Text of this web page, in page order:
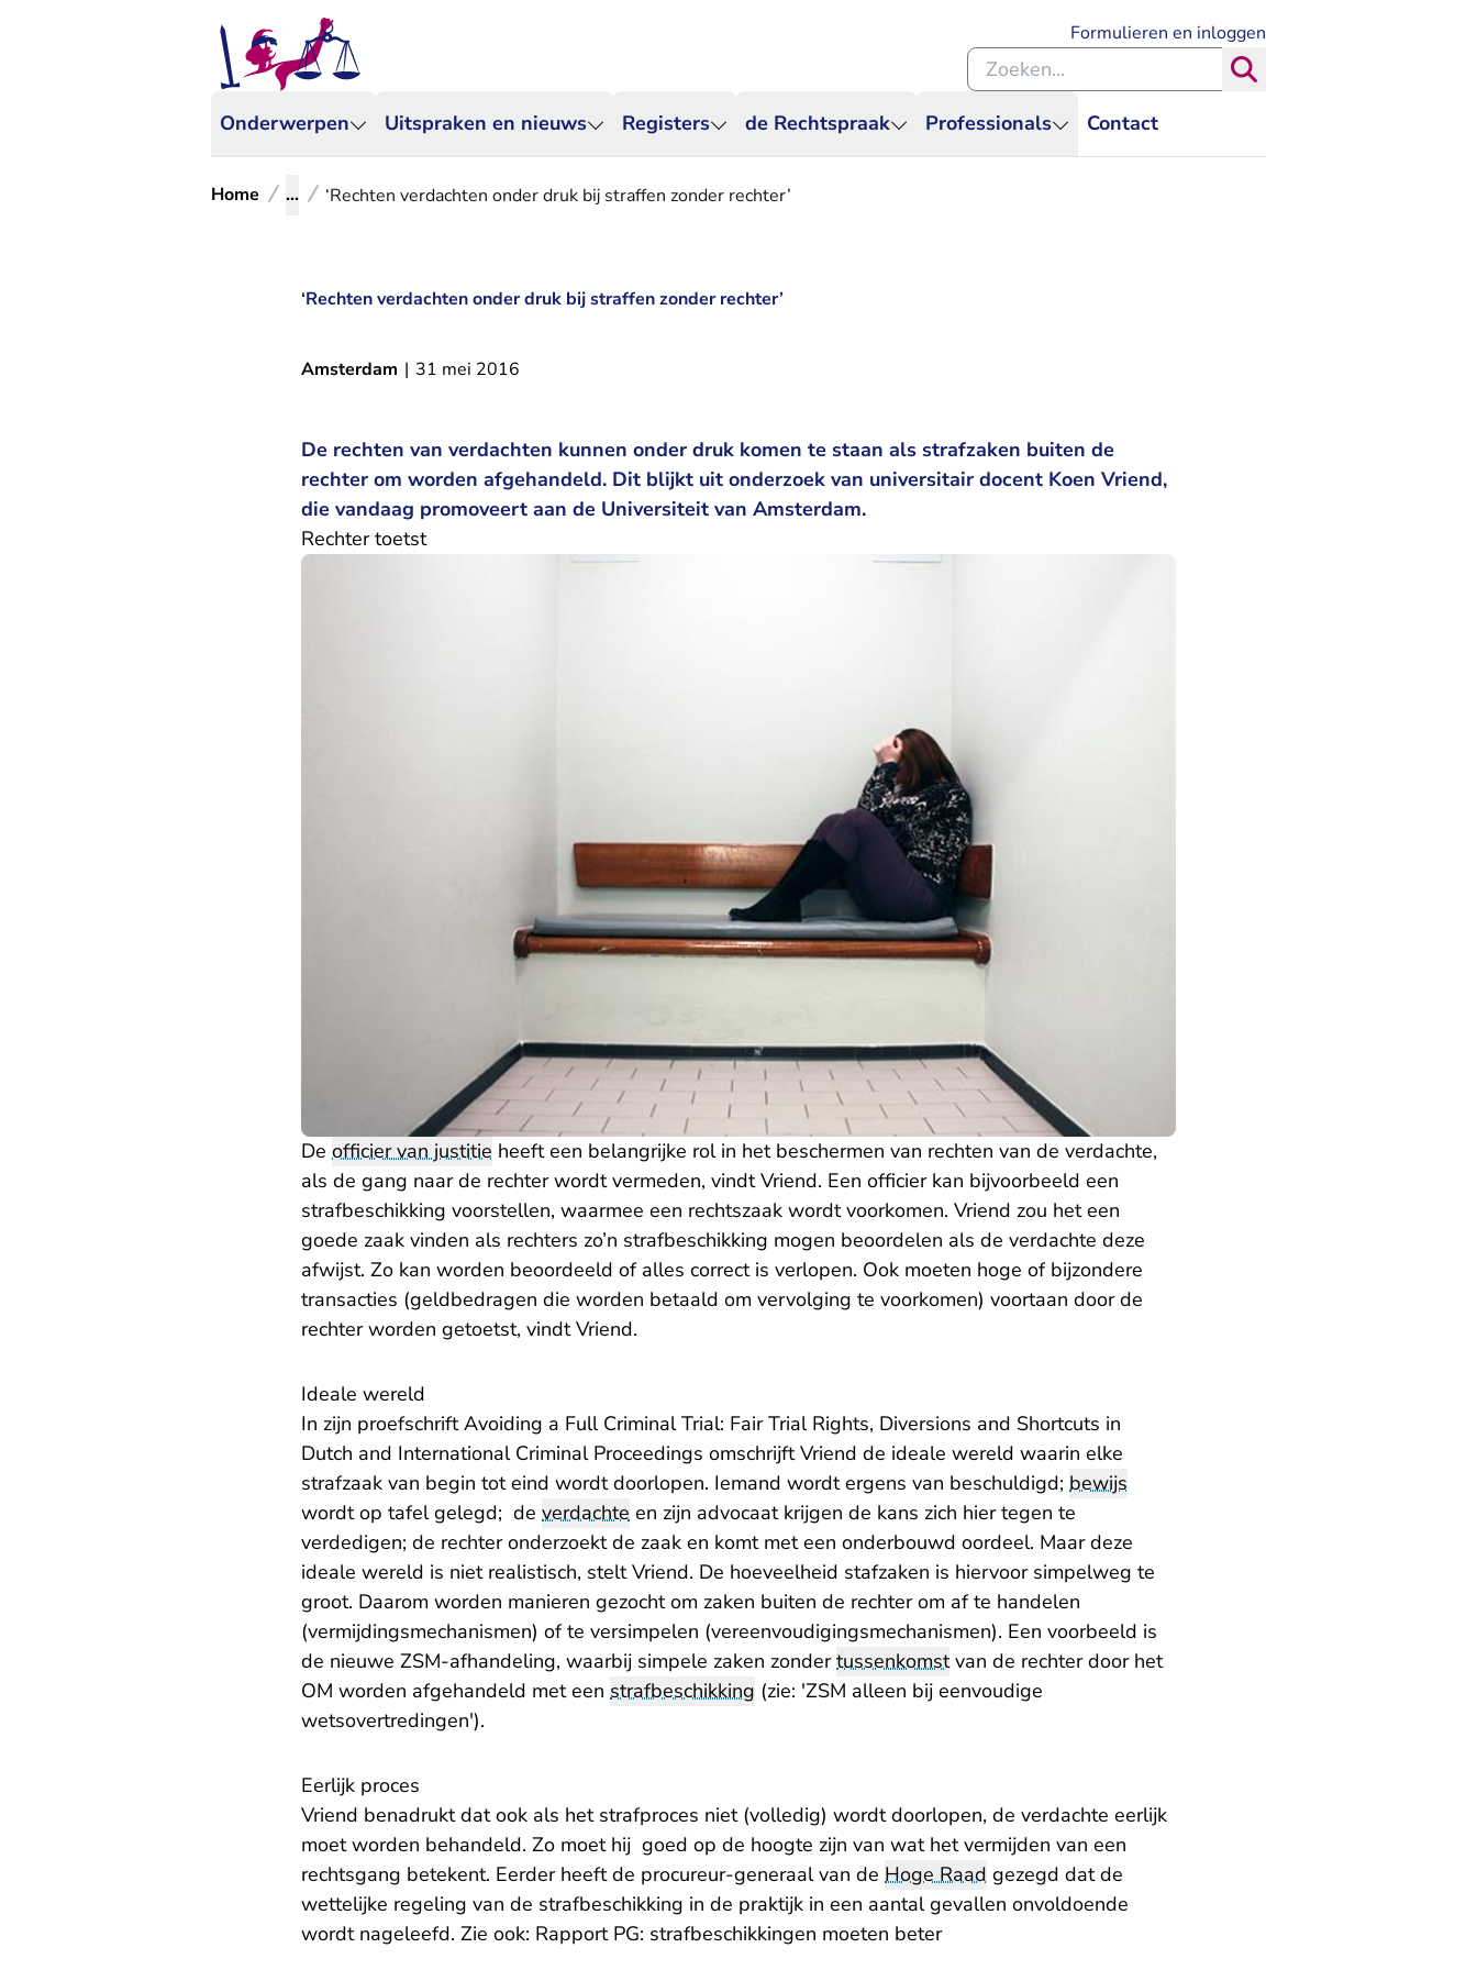
Onderwerpen Uitspraken en nieuws Registers de Rechtspraak Professionals Contact
Formulieren en inloggen
Zoeken binnen de Rechtspraak
Home ... ‘Rechten verdachten onder druk bij straffen zonder rechter’
‘Rechten verdachten onder druk bij straffen zonder rechter’
Amsterdam | 31 mei 2016
De rechten van verdachten kunnen onder druk komen te staan als strafzaken buiten de
rechter om worden afgehandeld. Dit blijkt uit onderzoek van universitair docent Koen Vriend,
die vandaag promoveert aan de Universiteit van Amsterdam.
Rechter toetst
De officier van justitie heeft een belangrijke rol in het beschermen van rechten van de verdachte,
als de gang naar de rechter wordt vermeden, vindt Vriend. Een officier kan bijvoorbeeld een
strafbeschikking voorstellen, waarmee een rechtszaak wordt voorkomen. Vriend zou het een
goede zaak vinden als rechters zo’n strafbeschikking mogen beoordelen als de verdachte deze
afwijst. Zo kan worden beoordeeld of alles correct is verlopen. Ook moeten hoge of bijzondere
transacties (geldbedragen die worden betaald om vervolging te voorkomen) voortaan door de
rechter worden getoetst, vindt Vriend.
Ideale wereld
In zijn proefschriftAvoiding a Full Criminal Trial: Fair Trial Rights, Diversions and Shortcuts in
Dutch and International Criminal Proceedings - U verlaat Rechtspraak.nl
omschrijft Vriend de ideale wereld waarin elke
strafzaak van begin tot eind wordt doorlopen. Iemand wordt ergens van beschuldigd; bewijs
wordt op tafel gelegd; de verdachte en zijn advocaat krijgen de kans zich hier tegen te
verdedigen; de rechter onderzoekt de zaak en komt met een onderbouwd oordeel. Maar deze
ideale wereld is niet realistisch, stelt Vriend. De hoeveelheid stafzaken is hiervoor simpelweg te
groot. Daarom worden manieren gezocht om zaken buiten de rechter om af te handelen
(vermijdingsmechanismen) of te versimpelen (vereenvoudigingsmechanismen). Een voorbeeld is
de nieuwe ZSM-afhandeling, waarbij simpele zaken zondertussenkomstvan de rechter door het
OM worden afgehandeld met een strafbeschikking (zie: 'ZSM alleen bij eenvoudige
wetsovertredingen').
Eerlijk proces
Vriend benadrukt dat ook als het strafproces niet (volledig) wordt doorlopen, de verdachte eerlijk
moet worden behandeld. Zo moet hij goed op de hoogte zijn van wat het vermijden van een
rechtsgang betekent. Eerder heeft de procureur-generaal van de Hoge Raad gezegd dat de
wettelijke regeling van de strafbeschikking in de praktijk in een aantal gevallen onvoldoende
wordt nageleefd. Zie ook: Rapport PG: strafbeschikkingen moeten beter